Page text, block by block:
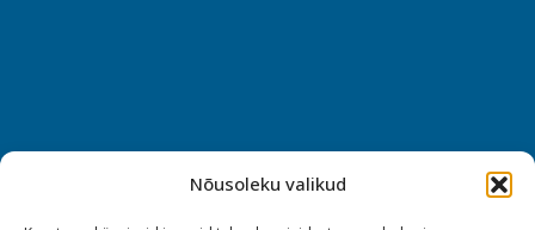
Nõusoleku valikud